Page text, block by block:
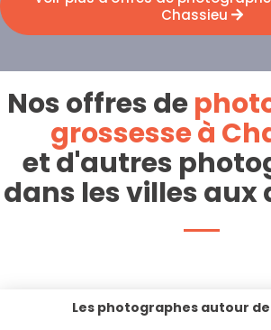
Chassieu
Nos offres de
grossesse à
et d'autres
dans les villes aux
Les photographes autour de